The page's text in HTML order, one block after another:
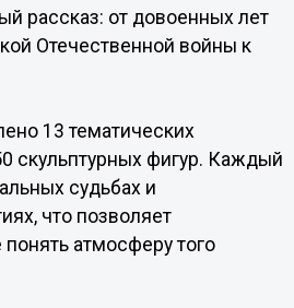
рассказ: от довоенных лет
Отечественной войны к
13 тематических
скульптурных фигур. Каждый
судьбах и
что позволяет
атмосферу того